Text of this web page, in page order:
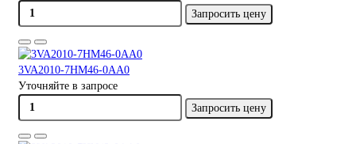
Запросить цену
3VA2010-7HM46-0AA0
Уточняйте в запросе
Запросить цену